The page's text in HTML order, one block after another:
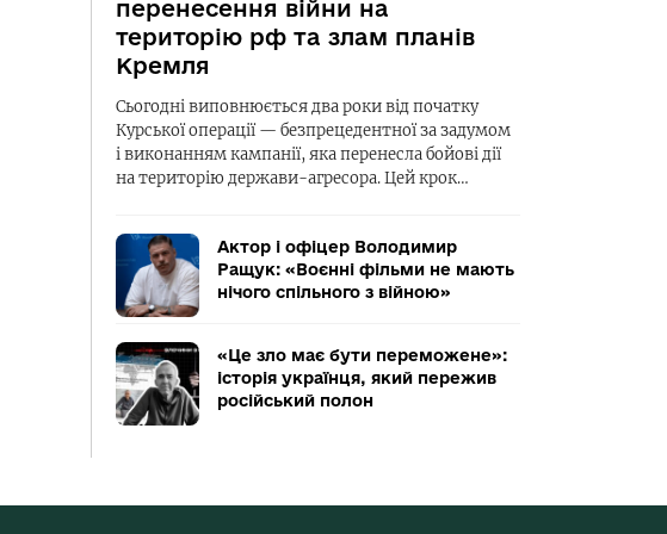
перенесення війни на
територію рф та злам планів
Кремля
Сьогодні виповнюється два роки від початку
Курської операції — безпрецедентної за задумом
і виконанням кампанії, яка перенесла бойові дії
на територію держави-агресора. Цей крок…
Актор і офіцер Володимир
Ращук: «Воєнні фільми не мають
нічого спільного з війною»
«Це зло має бути переможене»:
історія українця, який пережив
російський полон